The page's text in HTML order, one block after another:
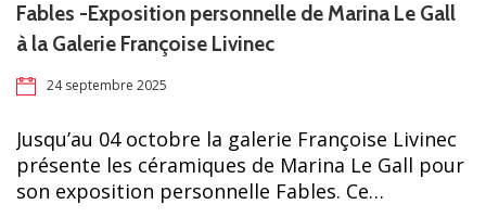
Fables -Exposition personnelle de Marina Le Gall
à la Galerie Françoise Livinec
24 septembre 2025
Jusqu’au 04 octobre la galerie Françoise Livinec
présente les céramiques de Marina Le Gall pour
son exposition personnelle Fables. Ce…